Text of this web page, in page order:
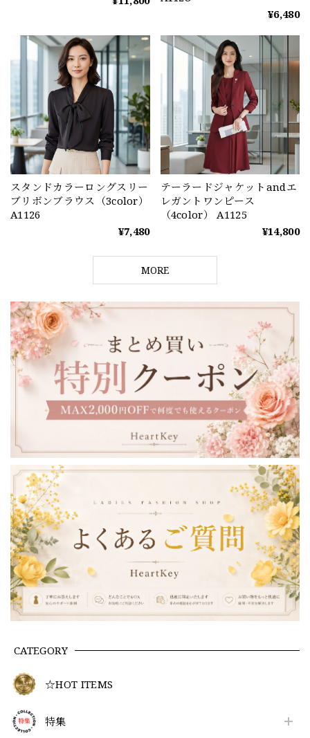
CATEGORY
☆HOT ITEMS
特集
¥6,480
スタンドカラーロングスリー
ブリボンブラウス（3color）
A1126
¥7,480
テーラードジャケットandエ
レガントワンピース
（4color） A1125
¥14,800
MORE